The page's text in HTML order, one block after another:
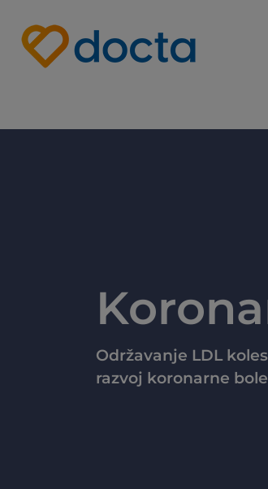
Site Logo
Održavanje LDL
razvoj koronarne